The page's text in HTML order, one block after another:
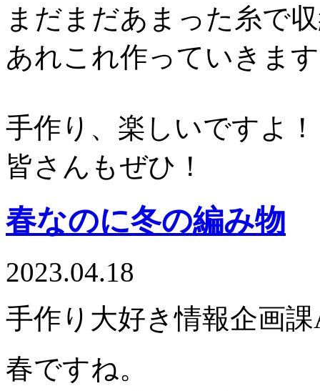
まだまだあまった糸で
あれこれ作っていきま
手作り、楽しいですよ！
皆さんもぜひ！
春なのに冬の編み物
2023.04.18
手作り大好き情報企画
春ですね。